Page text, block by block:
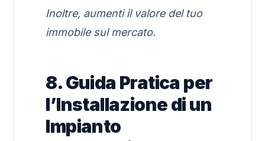
Inoltre, aumenti il valore del tuo
immobile sul mercato.
8. Guida Pratica per
l’Installazione di un
Impianto